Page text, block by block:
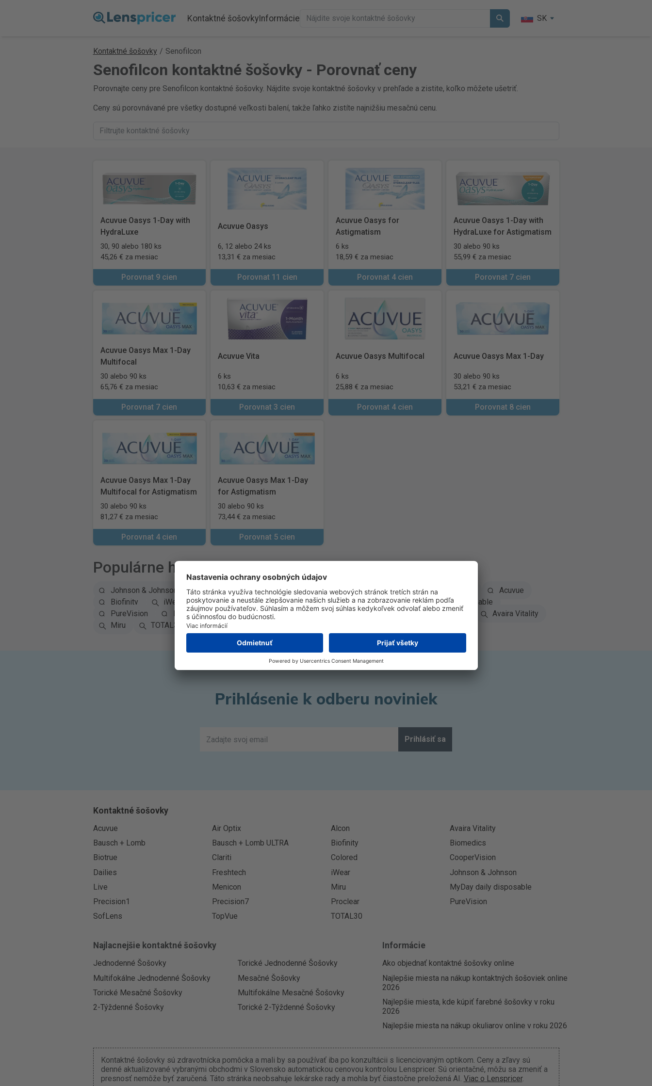
Kontaktné šošovkyInformácie SK
Kontaktné šošovky / Senofilcon
Senofilcon kontaktné šošovky - Porovnať ceny
Porovnajte ceny pre Senofilcon kontaktné šošovky. Nájdite svoje kontaktné šošovky v prehľade a zistite, koľko môžete ušetriť.
Ceny sú porovnávané pre všetky dostupné veľkosti balení, takže ľahko zistíte najnižšiu mesačnú cenu.
Acuvue Oasys 1-Day with
HydraLuxe
30, 90 alebo 180 ks
45,26 € za mesiac
Porovnat 9 cien
Acuvue Oasys
6, 12 alebo 24 ks
13,31 € za mesiac
Porovnat 11 cien
Acuvue Oasys for
Astigmatism
6 ks
18,59 € za mesiac
Porovnat 4 cien
Acuvue Oasys 1-Day with
HydraLuxe for Astigmatism
30 alebo 90 ks
55,99 € za mesiac
Porovnat 7 cien
Acuvue Oasys Max 1-Day
Multifocal
30 alebo 90 ks
65,76 € za mesiac
Porovnat 7 cien
Acuvue Vita
6 ks
10,63 € za mesiac
Porovnat 3 cien
Acuvue Oasys Multifocal
6 ks
25,88 € za mesiac
Porovnat 4 cien
Acuvue Oasys Max 1-Day
30 alebo 90 ks
53,21 € za mesiac
Porovnat 8 cien
Acuvue Oasys Max 1-Day
Multifocal for Astigmatism
30 alebo 90 ks
81,27 € za mesiac
Porovnat 4 cien
Acuvue Oasys Max 1-Day
for Astigmatism
30 alebo 90 ks
73,44 € za mesiac
Porovnat 5 cien
Populárne hľadania
Johnson & Johnson Alcon Bausch + Lomb CooperVision Menicon
Acuvue
Biofinity
iWear SofLens Biotrue Clariti Air Optix
MyDay daily disposable
PureVision
Precision1 Proclear Live Bausch + Lomb ULTRA Biomedics
Avaira Vitality
Miru
TOTAL30 Colored
Prihlásenie k odberu noviniek
Prihlásiť sa
Kontaktné šošovky
Acuvue Air Optix Alcon
Avaira Vitality
Bausch + Lomb
Bausch + Lomb ULTRA Biofinity
Biomedics
Biotrue
Clariti Colored
CooperVision
Dailies
Freshtech iWear
Johnson & Johnson
Live
Menicon Miru
MyDay daily disposable
Precision1
Precision7 Proclear
PureVision
SofLens
TopVue TOTAL30
Najlacnejšie kontaktné šošovky
Jednodenné Šošovky
Torické Jednodenné Šošovky
Multifokálne Jednodenné Šošovky
Mesačné Šošovky
Torické Mesačné Šošovky
Multifokálne Mesačné Šošovky
2-Týždenné Šošovky
Torické 2-Týždenné Šošovky
Informácie
Ako objednať kontaktné šošovky online
Najlepšie miesta na nákup kontaktných šošoviek online
2026
Najlepšie miesta, kde kúpiť farebné šošovky v roku
2026
Najlepšie miesta na nákup okuliarov online v roku 2026
Kontaktné šošovky sú zdravotnícka pomôcka a mali by sa používať iba po konzultácii s licenciovaným optikom. Ceny a zľavy sú
denné aktualizované vybranými obchodmi v Slovensko automatickou cenovou kontrolou Lenspricer. Sú orientačné, môžu sa zmeniť a
presnosť nemôže byť zaručená. Táto stránka neobsahuje lekárske rady a mohla byť čiastočne preložená AI. Viac o Lenspricer.